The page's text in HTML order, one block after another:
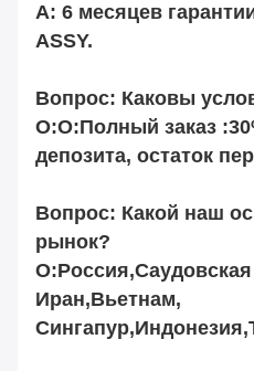
A: 6 месяцев
ASSY.
Вопрос: Каковы
О:О:Полный заказ
депозита, остаток
Вопрос: Какой наш
рынок?
Иран,Вьетнам,